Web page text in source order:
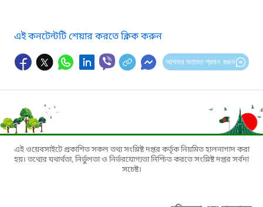
এই কনটেন্টটি শেয়ার করতে ক্লিক করুন
আপনার মতামত প্রদান করুন
এই ওয়েবসাইটে প্রকাশিত সকল তথ্য সংশ্লিষ্ট দপ্তর কর্তৃক নিয়মিত হালনাগাদ করা
হয়। তথ্যের যথার্থতা, নির্ভুলতা ও নির্ভরযোগ্যতা নিশ্চিত করতে সংশ্লিষ্ট দপ্তর সর্বদা
সচেষ্ট।